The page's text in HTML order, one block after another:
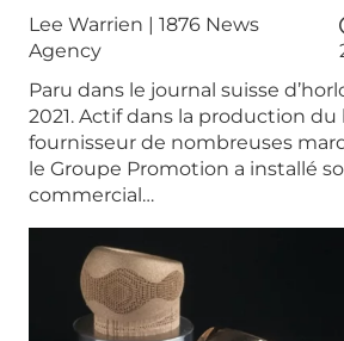
Lee Warrien | 1876 News
Agency
Paru dans le journal suisse
2021. Actif dans la production
fournisseur de nombreuses
le Groupe Promotion a installé
commercial…